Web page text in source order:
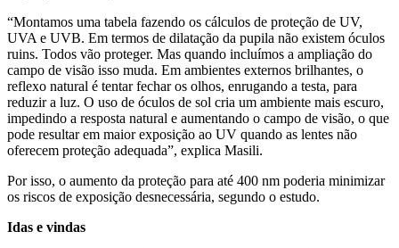
“Montamos uma tabela fazendo os cálculos de proteção de UV,
UVA e UVB. Em termos de dilatação da pupila não existem óculos
ruins. Todos vão proteger. Mas quando incluímos a ampliação do
campo de visão isso muda. Em ambientes externos brilhantes, o
reflexo natural é tentar fechar os olhos, enrugando a testa, para
reduzir a luz. O uso de óculos de sol cria um ambiente mais escuro,
impedindo a resposta natural e aumentando o campo de visão, o que
pode resultar em maior exposição ao UV quando as lentes não
oferecem proteção adequada”, explica Masili.
Por isso, o aumento da proteção para até 400 nm poderia minimizar
os riscos de exposição desnecessária, segundo o estudo.
Idas e vindas